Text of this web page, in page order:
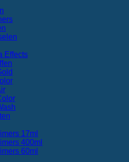
Effects
17ml
400ml
60ml